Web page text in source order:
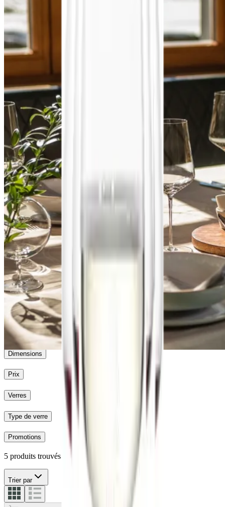
Duo
Zwiesel GlasVervino Prizma Alloro (The First)
Dimensions
Prix
Verres
Type de verre
Promotions
5 produits trouvés
Trier par